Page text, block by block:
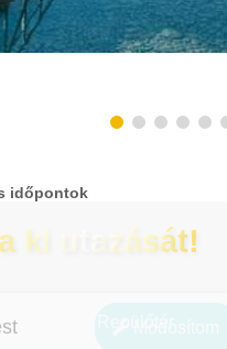
időpontok
ki utazását!